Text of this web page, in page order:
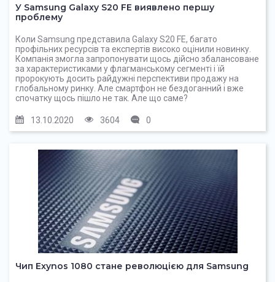
У Samsung Galaxy S20 FE виявлено першу
проблему
Коли Samsung представила Galaxy S20 FE, багато
профільних ресурсів та експертів високо оцінили новинку.
Компанія змогла запропонувати щось дійсно збалансоване
за характеристиками у флагманському сегменті і їй
пророкують досить райдужні перспективи продажу на
глобальному ринку. Але смартфон не бездоганний і вже
спочатку щось пішло не так. Але що саме?
13.10.2020 3604 0
Чип Exynos 1080 стане революцією для Samsung